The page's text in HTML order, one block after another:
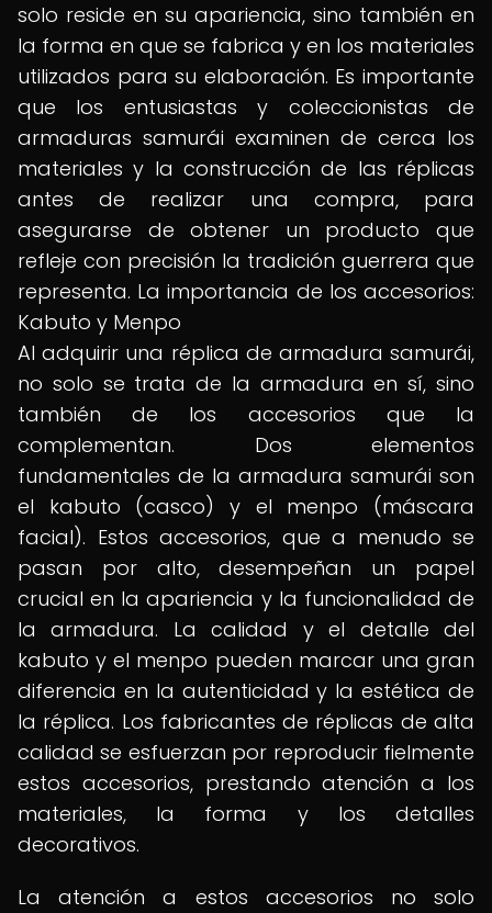
solo reside en su apariencia, sino también en
la forma en que se fabrica y en los materiales
utilizados para su elaboración. Es importante
que los entusiastas y coleccionistas de
armaduras samurái examinen de cerca los
materiales y la construcción de las réplicas
antes de realizar una compra, para
asegurarse de obtener un producto que
refleje con precisión la tradición guerrera que
representa. La importancia de los accesorios:
Kabuto y Menpo
Al adquirir una réplica de armadura samurái,
no solo se trata de la armadura en sí, sino
también de los accesorios que la
complementan. Dos elementos
fundamentales de la armadura samurái son
el kabuto (casco) y el menpo (máscara
facial). Estos accesorios, que a menudo se
pasan por alto, desempeñan un papel
crucial en la apariencia y la funcionalidad de
la armadura. La calidad y el detalle del
kabuto y el menpo pueden marcar una gran
diferencia en la autenticidad y la estética de
la réplica. Los fabricantes de réplicas de alta
calidad se esfuerzan por reproducir fielmente
estos accesorios, prestando atención a los
materiales, la forma y los detalles
decorativos.
La atención a estos accesorios no solo